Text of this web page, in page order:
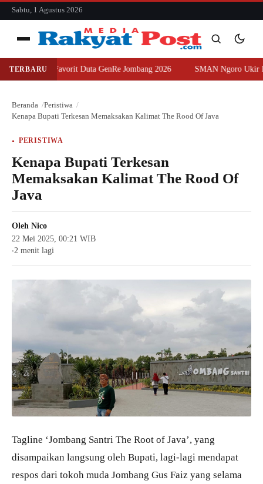
konten
Sabtu, 1 Agustus 2026
Menu
Cari
Cari
TERBARU
Juara Favorit Duta GenRe Jombang 2026 SMAN Ngoro Ukir Prestasi,
Beranda
Peristiwa
Kenapa Bupati Terkesan Memaksakan Kalimat The Rood Of Java
PERISTIWA
Kenapa Bupati Terkesan
Memaksakan Kalimat The Rood Of
Java
Oleh Nico
22 Mei 2025, 00:21 WIB
●2 menit lagi
Tagline ‘Jombang Santri The Root of Java’, yang
disampaikan langsung oleh Bupati, lagi-lagi mendapat
respos dari tokoh muda Jombang Gus Faiz yang selama